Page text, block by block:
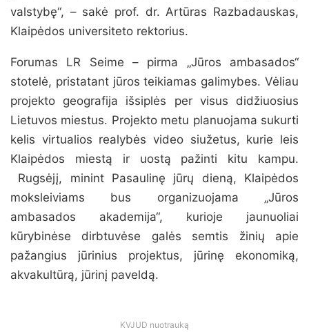
valstybę“, – sakė prof. dr. Artūras Razbadauskas,
Klaipėdos universiteto rektorius.
Forumas LR Seime – pirma „Jūros ambasados“
stotelė, pristatant jūros teikiamas galimybes. Vėliau
projekto geografija išsiplės per visus didžiuosius
Lietuvos miestus. Projekto metu planuojama sukurti
kelis virtualios realybės video siužetus, kurie leis
Klaipėdos miestą ir uostą pažinti kitu kampu.
Rugsėjį, minint Pasaulinę jūrų dieną, Klaipėdos
moksleiviams bus organizuojama „Jūros
ambasados akademija“, kurioje jaunuoliai
kūrybinėse dirbtuvėse galės semtis žinių apie
pažangius jūrinius projektus, jūrinę ekonomiką,
akvakultūrą, jūrinį paveldą.
KVJUD nuotrauką